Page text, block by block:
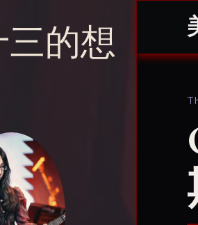
的想